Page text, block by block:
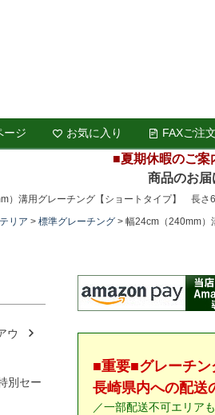
ージ お気に入り FAXご注
■夏期休暇のご案
商品のお届け
）溝用グレーチング【ショートタイプ】 長
リア 標準グレーチング 幅24cm（240mm
ウ
別セー
■重要■グレーチン
長崎県内への配送
／一部配送不可エリア